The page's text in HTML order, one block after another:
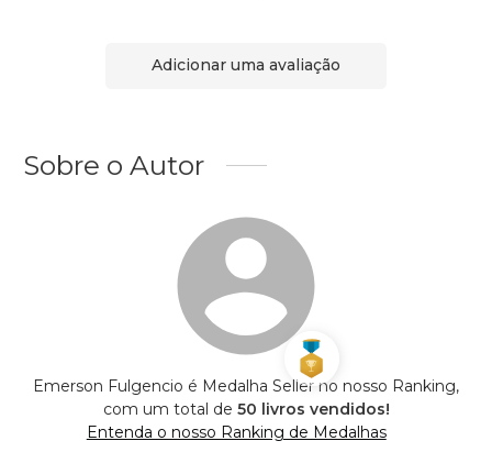
Adicionar uma avaliação
Sobre o Autor
Emerson Fulgencio é Medalha Seller no nosso Ranking,
com um total de 50 livros vendidos!
Entenda o nosso Ranking de Medalhas